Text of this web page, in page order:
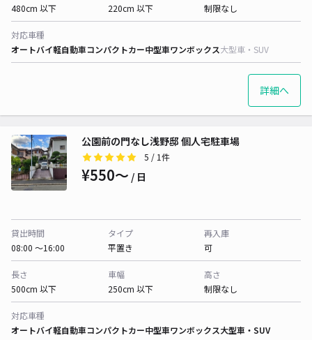
480cm 以下
220cm 以下
制限なし
対応車種
オートバイ軽自動車コンパクトカー中型車ワンボックス大型車・SUV
詳細へ
公園前の門なし浅野邸 個人宅駐車場
5 / 1件
¥550〜 / 日
貸出時間
08:00 〜16:00
タイプ
平置き
再入庫
可
長さ
500cm 以下
車幅
250cm 以下
高さ
制限なし
対応車種
オートバイ軽自動車コンパクトカー中型車ワンボックス大型車・SUV